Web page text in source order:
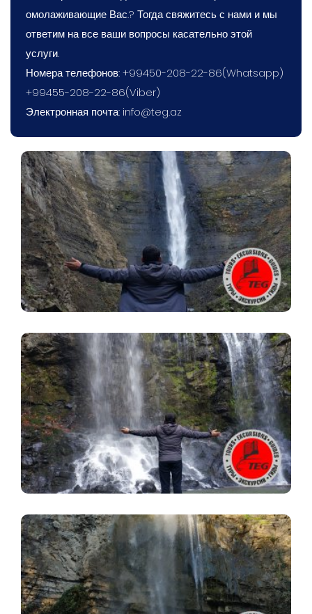
омолаживающие Вас.? Тогда свяжитесь с нами и мы
ответим на все ваши вопросы касательно этой
услуги.
Номера телефонов: +99450-208-22-86(Whatsapp)
+99455-208-22-86(Viber)
Электронная почта: info@teg.az